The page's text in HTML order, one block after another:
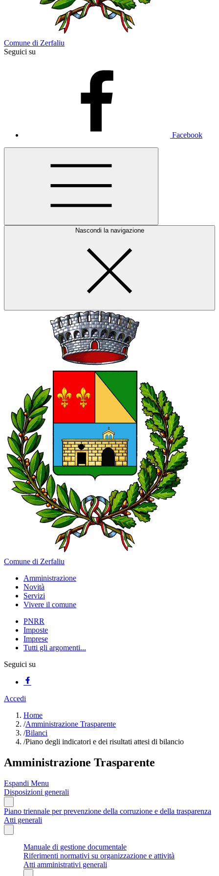
Comune di Zerfaliu
Seguici su
Facebook
Nascondi la navigazione
Comune di Zerfaliu
Amministrazione
Novità
Servizi
Vivere il comune
PNRR
Imposte
Imprese
Tutti gli argomenti...
Seguici su
Accedi
Home
/Amministrazione Trasparente
/Bilanci
/Piano degli indicatori e dei risultati attesi di bilancio
Amministrazione Trasparente
Espandi Menu
Disposizioni generali
Piano triennale per prevenzione della corruzione e della trasparenza
Atti generali
Manuale di gestione documentale
Riferimenti normativi su organizzazione e attività
Atti amministrativi generali